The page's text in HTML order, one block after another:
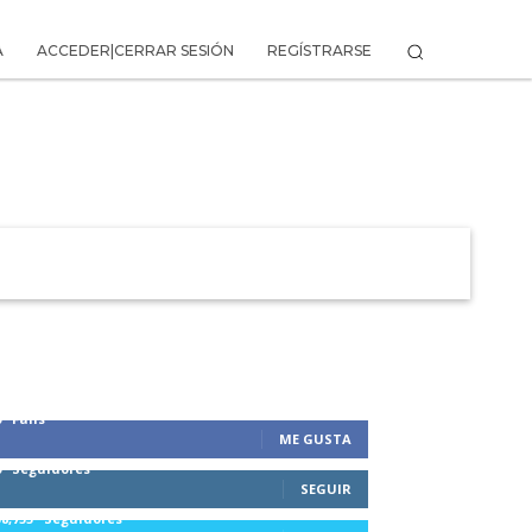
ACCEDER|CERRAR SESIÓN REGÍSTRARSE
Fans
ME GUSTA
Seguidores
SEGUIR
Seguidores